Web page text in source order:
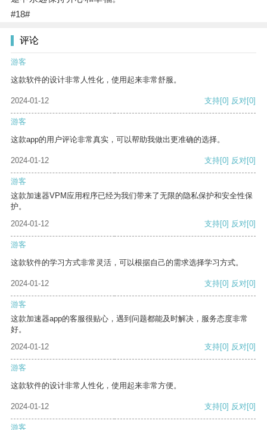
#18#
评论
游客
这款软件的设计非常人性化，使用起来非常舒服。
2024-01-12 支持[0] 反对[0]
游客
这款app的用户评论非常真实，可以帮助我做出更准确的选择。
2024-01-12 支持[0] 反对[0]
游客
这款加速器VPM应用程序已经为我们带来了无限的隐私保护和安全性保
护。
2024-01-12
支持[0] 反对[0]
游客
这款软件的学习方式非常灵活，可以根据自己的需求选择学习方式。
2024-01-12 支持[0] 反对[0]
游客
这款加速器app的客服很贴心，遇到问题都能及时解决，服务态度非常
好。
2024-01-12
支持[0] 反对[0]
游客
这款软件的设计非常人性化，使用起来非常方便。
2024-01-12 支持[0] 反对[0]
游客